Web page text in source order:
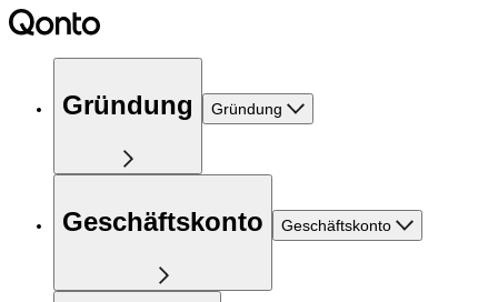
Gründung Gründung
Geschäftskonto Geschäftskonto